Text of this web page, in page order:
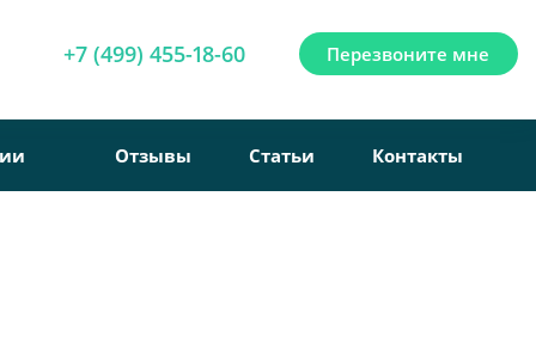
+7 (499) 455-18-60 Перезвоните мне
Отзывы Статьи Контакты